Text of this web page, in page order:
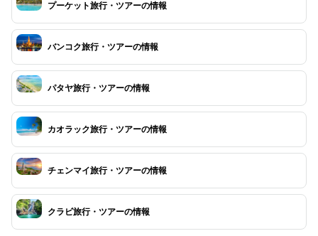
プーケット旅行・ツアーの情報
バンコク旅行・ツアーの情報
パタヤ旅行・ツアーの情報
カオラック旅行・ツアーの情報
チェンマイ旅行・ツアーの情報
クラビ旅行・ツアーの情報